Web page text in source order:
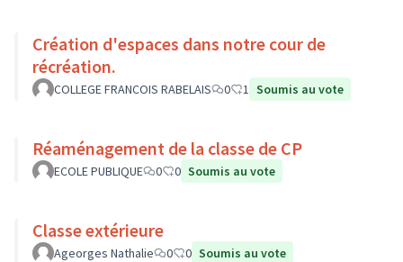
Création d'espaces dans notre cour de
récréation.
COLLEGE FRANCOIS RABELAIS 0 1 Soumis au vote
Réaménagement de la classe de CP
ECOLE PUBLIQUE 0 0 Soumis au vote
Classe extérieure
Ageorges Nathalie 0 0 Soumis au vote